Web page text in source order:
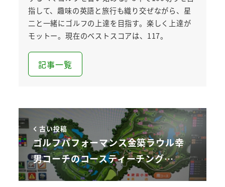
指して、趣味の英語と旅行も織り交ぜながら、星
二と一緒にゴルフの上達を目指す。楽しく上達が
モットー。現在のベストスコアは、117。
記事一覧
古い投稿
ゴルフパフォーマンス金築ラウル幸
男コーチのコースティーチング…